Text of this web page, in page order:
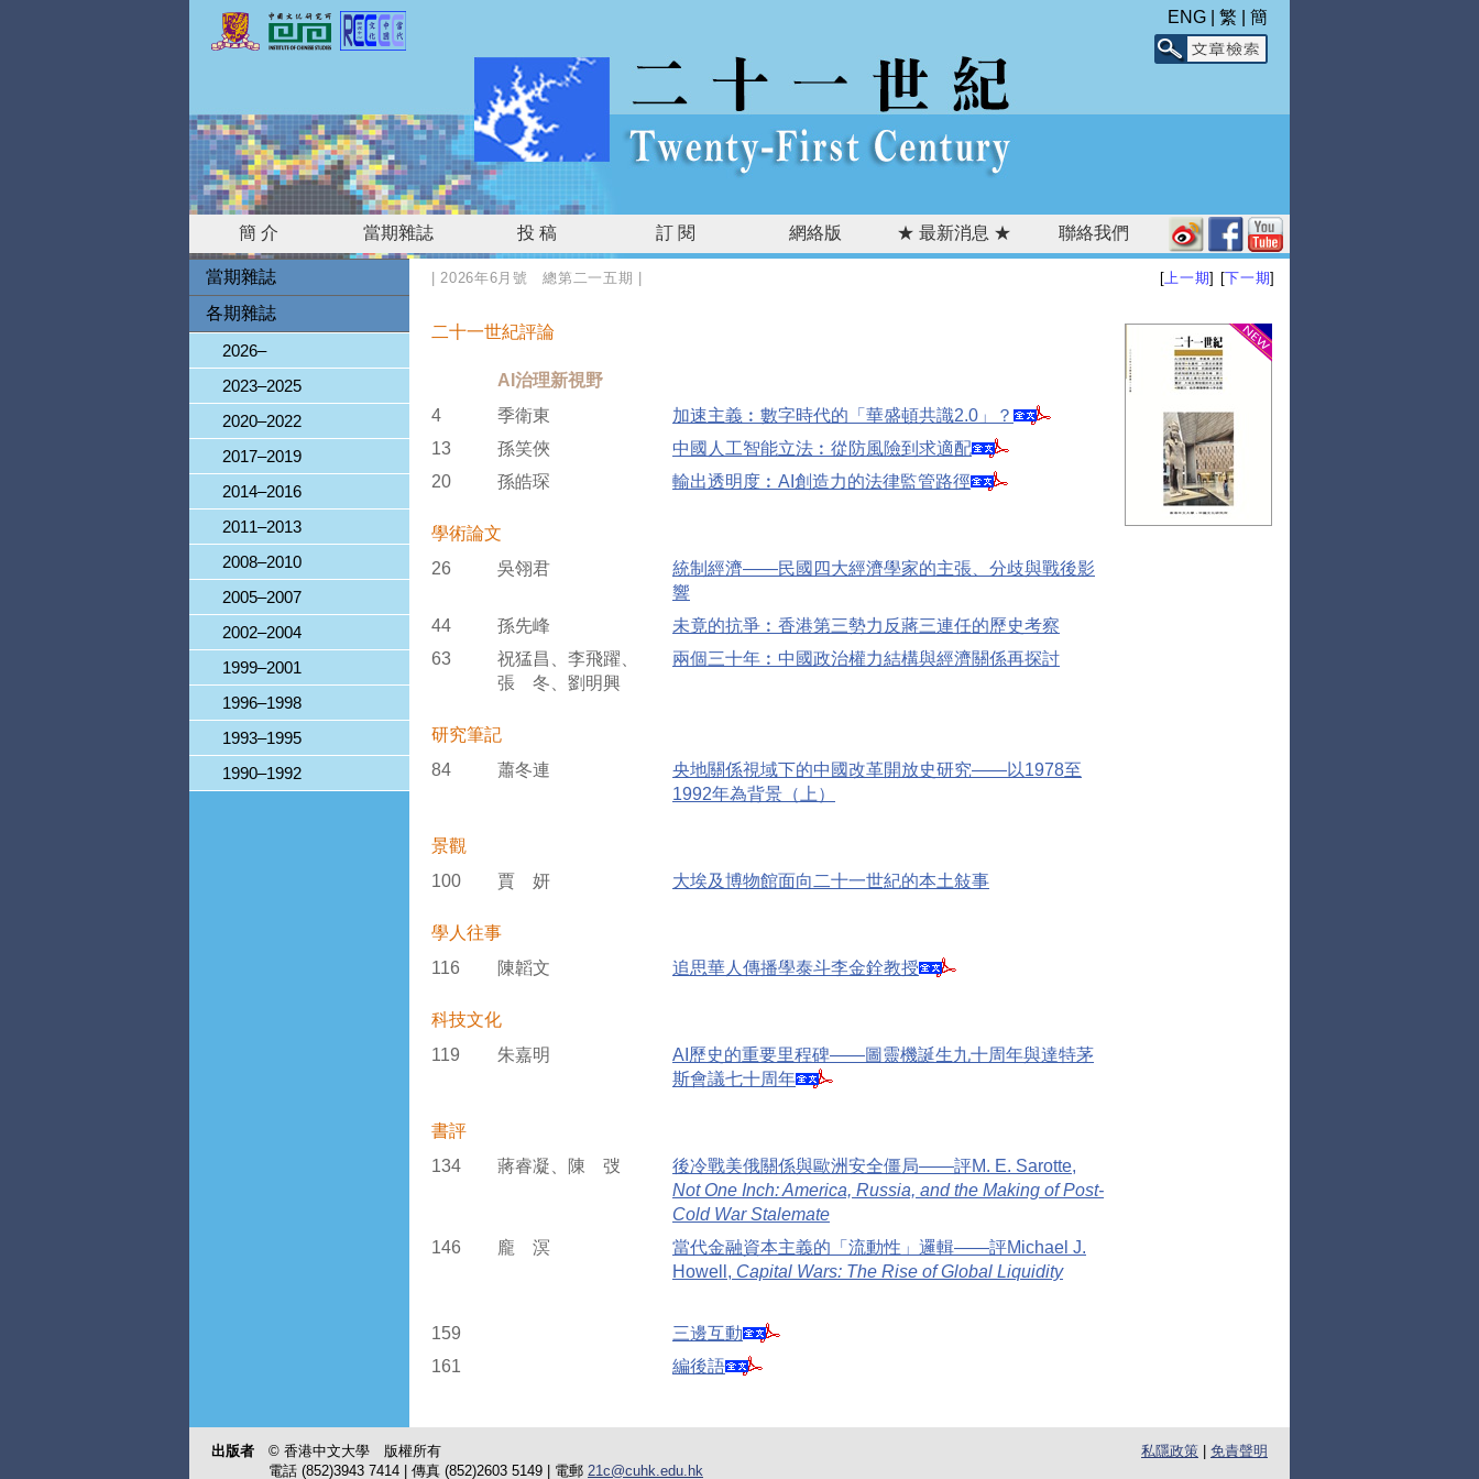
ENG 繁 簡
簡 介 當期雜誌 投 稿 訂 閱 網絡版 ★ 最新消息 ★ 聯絡我們
當期雜誌
各期雜誌
2026–
2023–2025
2020–2022
2017–2019
2014–2016
2011–2013
2008–2010
2005–2007
2002–2004
1999–2001
1996–1998
1993–1995
1990–1992
|2026年6月號 總第二一五期 [上一期] [下一期]
二十一世紀評論
AI治理新視野
4
季衛東
加速主義︰數字時代的「華盛頓共識2.0」？
13
孫笑俠
中國人工智能立法︰從防風險到求適配
20
孫皓琛 輸出透明度︰AI創造力的法律監管路徑
學術論文
26
吳翎君
統制經濟——民國四大經濟學家的主張、分歧與戰後影
響
44
孫先峰
未竟的抗爭︰香港第三勢力反蔣三連任的歷史考察
63
祝猛昌、李飛躍、
張 冬、劉明興
兩個三十年︰中國政治權力結構與經濟關係再探討
研究筆記
84
蕭冬連
央地關係視域下的中國改革開放史研究——以1978至
1992年為背景（上）
景觀
100
賈 妍 大埃及博物館面向二十一世紀的本土敍事
學人往事
116
陳韜文 追思華人傳播學泰斗李金銓教授
科技文化
119
朱嘉明
AI歷史的重要里程碑——圖靈機誕生九十周年與達特茅
斯會議七十周年
書評
134
蔣睿凝、陳 弢
後冷戰美俄關係與歐洲安全僵局——評M. E. Sarotte,
Not One Inch: America, Russia, and the Making of Post-
Cold War Stalemate
146
龐 溟
當代金融資本主義的「流動性」邏輯——評Michael J.
Howell, Capital Wars: The Rise of Global Liquidity
159
三邊互動
161
編後語
出版者 © 香港中文大學 版權所有
電話 (852)3943 7414 | 傳真 (852)2603 5149 | 電郵 21c@cuhk.edu.hk
私隱政策 免責聲明